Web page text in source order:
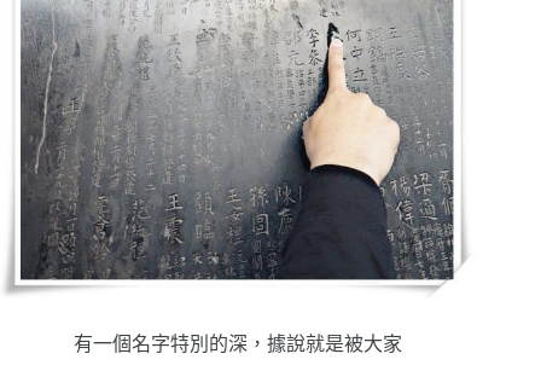
有一個名字特別的深，據說就是被大家